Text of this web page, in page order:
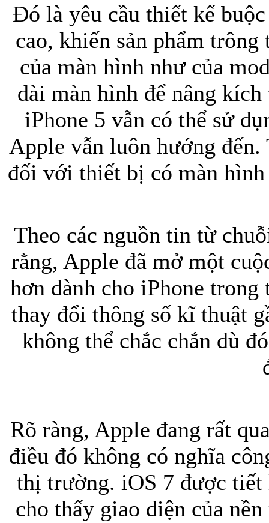
Bao da iPhone 5
Túi đựng iPad
Túi đựng
Bao da Samsung
Đó là yêu cầu thiết kế
cao, khiến sản phẩm
của màn hình như của
dài màn hình để nâng
iPhone 5 vẫn có thể sử
Apple vẫn luôn hướng
đối với thiết bị có màn
Theo các nguồn tin từ
rằng, Apple đã mở một
hơn dành cho iPhone
thay đổi thông số kĩ thuật
không thể chắc chắn dù
Rõ ràng, Apple đang rất
điều đó không có nghĩa
thị trường. iOS 7 được
cho thấy giao diện của